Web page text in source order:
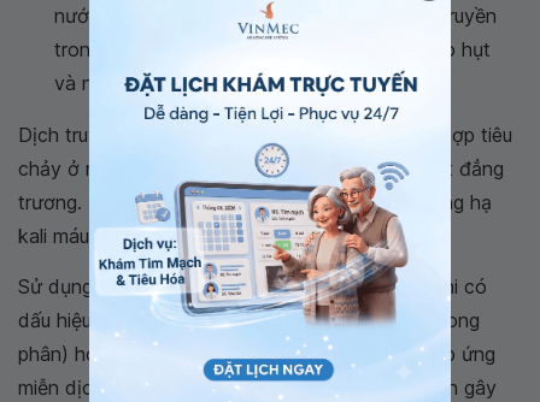
nước bằng truyền tĩnh mạch. Thể tích dịch truyền
trong 24 giờ sẽ bằng cân nặng cơ thể bị hao hụt
và nhu cầu nước bình thường mỗi ngày.
Dịch truyền được chỉ định sử dụng cho trường hợp tiêu
chảy ở người lớn chủ yếu là dung dịch mặn, ngọt đẳng
trương. Trường hợp mất nước kèm theo tình trạng hạ
kali máu phải bù kali.
Sử dụng kháng sinh cho người bệnh tiêu chảy khi có
dấu hiệu tổn thương đường ruột (có bạch cầu trong
phân) hoặc những bệnh nhân có tổn thương đáp ứng
miễn dịch, hoặc khi xác định chắc chắn tác nhân gây